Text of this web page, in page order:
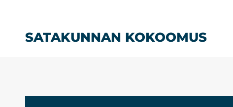
SATAKUNNAN KOKOOMUS